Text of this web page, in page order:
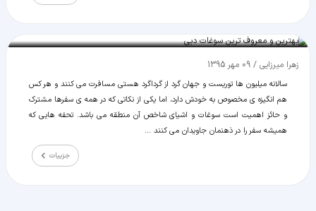
بهترین و معروف ترین سوغات دبی
زهرا میرزایی / 09 مهر 1395
سالانه میلیون ها توریست و جهان گرد از گرداگرد هستی مسافرت می کنند و هر کس
هم انگیزه ی مخصوص به خودش دارد، اما یکی از نکاتی که در همه ی سفرها مشترک
و حائز اهمیت است سوغات و اشیای شاخص آن منطقه می باشد. تحفه هایی که
همیشه سفر را در ذهنمان جاویدان می کنند ...
جزییات